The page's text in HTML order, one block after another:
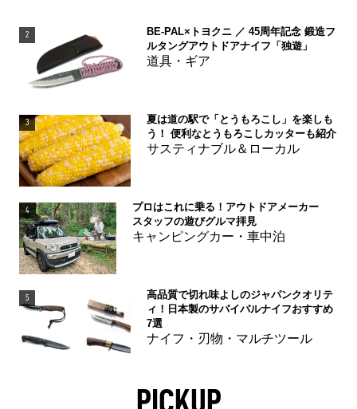
2
BE-PAL×トヨクニ ／ 45周年記念 鍛造フ
ルタングアウトドアナイフ「独遊」
道具・ギア
3
夏は道の駅で「とうもろこし」を楽しも
う！ 便利なとうもろこしカッターも紹介
サスティナブル＆ローカル
4
プロはこれに乗る！アウトドアメーカー
スタッフの遊びグルマ拝見
キャンピングカー・車中泊
5
高品質で切れ味よしのジャパンクオリテ
ィ！日本製のサバイバルナイフおすすめ
7選
ナイフ・刃物・マルチツール
PICKUP